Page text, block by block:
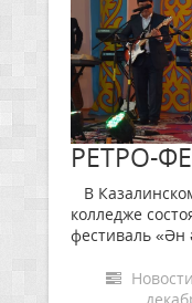
РЕТРО-
В
колледже
фестиваль